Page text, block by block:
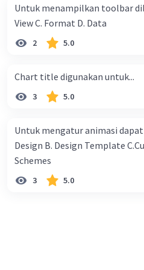
ribu rupiah dan seterusnya.
membantu petani, dan
mereka juga diam-diam sudah
sama rata dari yang diperoleh
Kepada petani yang mana
Untuk menampilkan toolbar
View C. Format D. Data
2 5.0
Chart title digunakan untuk...
3 5.0
Untuk mengatur animasi dapat
Design B. Design Template C.Custom Animation D. Color
Schemes​
3 5.0